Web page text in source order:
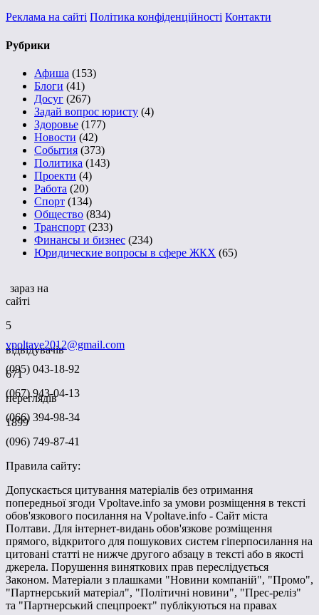
Реклама на сайті Політика конфіденційності Контакти
Рубрики
Афиша (153)
Блоги (41)
Досуг (267)
Задай вопрос юристу (4)
Здоровье (177)
Новости (42)
События (373)
Политика (143)
Проекти (4)
Работа (20)
Спорт (134)
Общество (834)
Транспорт (233)
Финансы и бизнес (234)
Юридические вопросы в сфере ЖКХ (65)
зараз на
сайті
5
відвідувачів
671
переглядів
1899
vpoltave2012@gmail.com
(095) 043-18-92
(067) 943-04-13
(066) 394-98-34
(096) 749-87-41
Правила сайту:
Допускається цитування матеріалів без отримання
попередньої згоди Vpoltave.info за умови розміщення в тексті
обов'язкового посилання на Vpoltave.info - Сайт міста
Полтави. Для інтернет-видань обов'язкове розміщення
прямого, відкритого для пошукових систем гіперпосилання на
цитовані статті не нижче другого абзацу в тексті або в якості
джерела. Порушення виняткових прав переслідується
Законом. Матеріали з плашками "Новини компаній", "Промо",
"Партнерський матеріал", "Політичні новини", "Прес-реліз"
та "Партнерський спецпроект" публікуються на правах